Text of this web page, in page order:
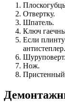
Отвертку.
Шпатель.
Ключ
Если
антистеплер.
Шуруповерт.
Нож.
Пристенный